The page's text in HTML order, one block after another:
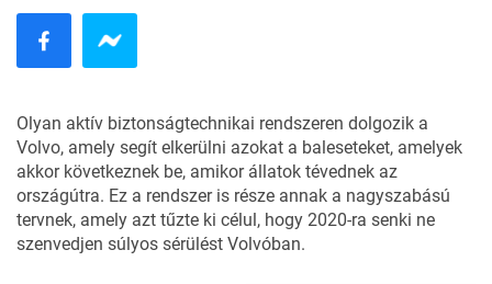
Olyan aktív biztonságtechnikai rendszeren dolgozik a
Volvo, amely segít elkerülni azokat a baleseteket, amelyek
akkor következnek be, amikor állatok tévednek az
országútra. Ez a rendszer is része annak a nagyszabású
tervnek, amely azt tűzte ki célul, hogy 2020-ra senki ne
szenvedjen súlyos sérülést Volvóban.